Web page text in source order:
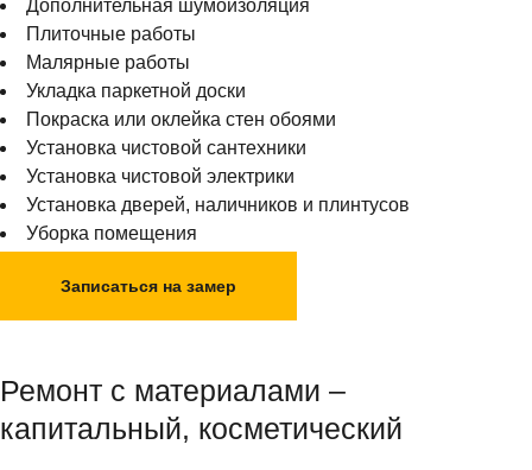
Дополнительная шумоизоляция
Плиточные работы
Малярные работы
Укладка паркетной доски
Покраска или оклейка стен обоями
Установка чистовой сантехники
Установка чистовой электрики
Установка дверей, наличников и плинтусов
Уборка помещения
Записаться на замер
Ремонт с материалами –
капитальный, косметический